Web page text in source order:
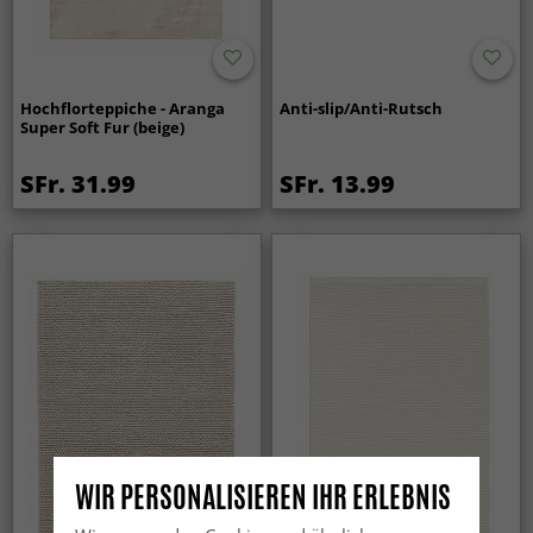
Hochflorteppiche - Aranga
Super Soft Fur (beige)
SFr. 31.99
Anti-slip/Anti-Rutsch
SFr. 13.99
WIR PERSONALISIEREN IHR ERLEBNIS